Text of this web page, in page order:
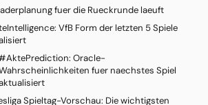
fuer die Rueckrunde laeuft
VfB Form der letzten 5 Spiele
Oracle-
fuer naechstes Spiel
Spieltag-Vorschau: Die wichtigsten